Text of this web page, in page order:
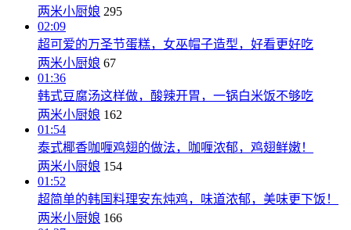
两米小厨娘 295
02:09
超可爱的万圣节蛋糕，女巫帽子造型，好看更好吃
两米小厨娘 67
01:36
韩式豆腐汤这样做，酸辣开胃，一锅白米饭不够吃
两米小厨娘 162
01:54
泰式椰香咖喱鸡翅的做法，咖喱浓郁，鸡翅鲜嫩！
两米小厨娘 154
01:52
超简单的韩国料理安东炖鸡，味道浓郁，美味更下饭！
两米小厨娘 166